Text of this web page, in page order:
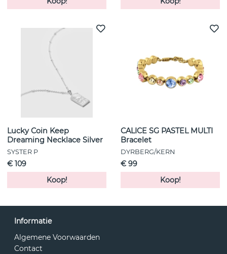
Lucky Coin Keep
Dreaming Necklace Silver
SYSTER P
€ 109
Koop!
CALICE SG PASTEL MULTI
Bracelet
DYRBERG/KERN
€ 99
Koop!
Informatie
Algemene Voorwaarden
Contact